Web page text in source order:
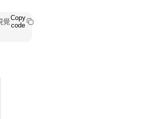
覺Copy
code